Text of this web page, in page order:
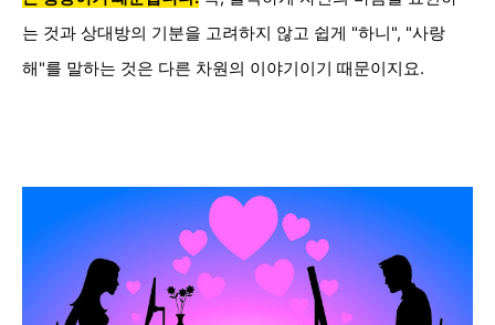
는 것과 상대방의 기분을 고려하지 않고 쉽게 "하니", "사랑
해"를 말하는 것은 다른 차원의 이야기이기 때문이지요.